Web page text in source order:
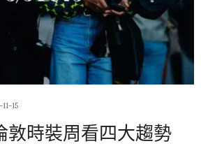
15
敦時裝周看四大趨勢